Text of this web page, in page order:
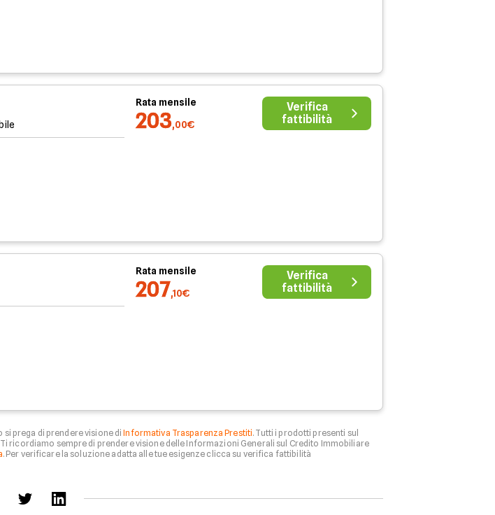
Rata mensile
203,00€
Verifica
fattibilità
Rata mensile
207,10€
Verifica
fattibilità
prega di prendere visione diInformativa Trasparenza Prestiti. Tutti i prodotti presenti sul
ricordiamo sempre di prendere visione delle Informazioni Generali sul Credito Immobiliare
. Per verificare la soluzione adatta alle tue esigenze clicca su verifica fattibilità